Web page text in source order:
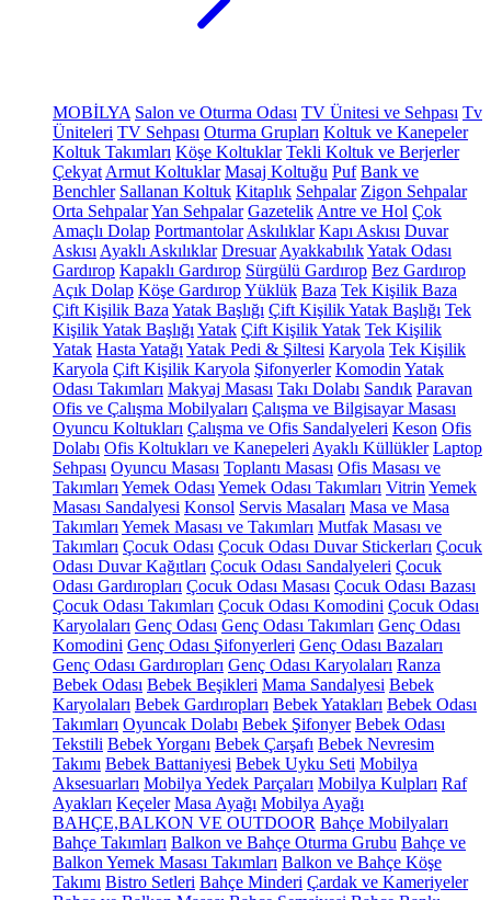
MOBİLYA Salon ve Oturma Odası TV Ünitesi ve Sehpası Tv
Üniteleri TV Sehpası Oturma Grupları Koltuk ve Kanepeler
Koltuk Takımları Köşe Koltuklar Tekli Koltuk ve Berjerler
Çekyat Armut Koltuklar Masaj Koltuğu Puf Bank ve
Benchler Sallanan Koltuk Kitaplık Sehpalar Zigon Sehpalar
Orta SehpalarYan Sehpalar Gazetelik Antre ve Hol Çok
Amaçlı Dolap Portmantolar Askılıklar Kapı Askısı Duvar
Askısı Ayaklı Askılıklar Dresuar AyakkabılıkYatak Odası
Gardırop Kapaklı Gardırop Sürgülü Gardırop Bez Gardırop
Açık Dolap Köşe GardıropYüklük Baza Tek Kişilik Baza
Çift Kişilik Baza Yatak Başlığı Çift Kişilik Yatak Başlığı Tek
Kişilik Yatak Başlığı Yatak Çift Kişilik Yatak Tek Kişilik
Yatak Hasta Yatağı Yatak Pedi & Şiltesi Karyola Tek Kişilik
Karyola Çift Kişilik Karyola Şifonyerler Komodin Yatak
Odası Takımları Makyaj Masası Takı Dolabı Sandık Paravan
Ofis ve Çalışma Mobilyaları Çalışma ve Bilgisayar Masası
Oyuncu Koltukları Çalışma ve Ofis Sandalyeleri Keson Ofis
Dolabı Ofis Koltukları ve Kanepeleri Ayaklı Küllükler Laptop
Sehpası Oyuncu Masası Toplantı Masası Ofis Masası ve
Takımları Yemek Odası Yemek Odası Takımları Vitrin Yemek
Masası Sandalyesi Konsol Servis Masaları Masa ve Masa
Takımları Yemek Masası ve Takımları Mutfak Masası ve
Takımları Çocuk Odası Çocuk Odası Duvar Stickerları Çocuk
Odası Duvar Kağıtları Çocuk Odası Sandalyeleri Çocuk
Odası Gardıropları Çocuk Odası Masası Çocuk Odası Bazası
Çocuk Odası Takımları Çocuk Odası Komodini Çocuk Odası
Karyolaları Genç Odası Genç Odası Takımları Genç Odası
Komodini Genç Odası Şifonyerleri Genç Odası Bazaları
Genç Odası Gardıropları Genç Odası Karyolaları Ranza
Bebek Odası Bebek Beşikleri Mama Sandalyesi Bebek
Karyolaları Bebek Gardıropları Bebek Yatakları Bebek Odası
Takımları Oyuncak Dolabı Bebek Şifonyer Bebek Odası
Tekstili Bebek Yorganı Bebek Çarşafı Bebek Nevresim
Takımı Bebek Battaniyesi Bebek Uyku Seti Mobilya
Aksesuarları Mobilya Yedek Parçaları Mobilya Kulpları Raf
Ayakları Keçeler Masa Ayağı Mobilya Ayağı
BAHÇE,BALKON VE OUTDOOR Bahçe Mobilyaları
Bahçe Takımları Balkon ve Bahçe Oturma Grubu Bahçe ve
Balkon Yemek Masası Takımları Balkon ve Bahçe Köşe
Takımı Bistro Setleri Bahçe Minderi Çardak ve Kameriyeler